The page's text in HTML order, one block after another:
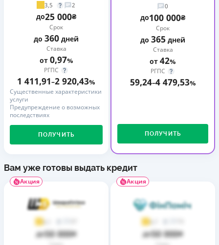
3,5 2
до25 000₴
Срок
до 360 дней
Ставка
от 0,97%
РГПС
1 411,91–2 920,43%
Существенные характеристики
услуги
Предупреждение о возможных
последствиях
ПОЛУЧИТЬ
0
до100 000₴
Срок
до 365 дней
Ставка
от 42%
РГПС
59,24–4 479,53%
ПОЛУЧИТЬ
Вам уже готовы выдать кредит
Акция
4,1
до50 000₴
Акция
4,7
до50 000₴